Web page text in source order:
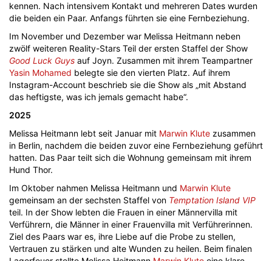
kennen. Nach intensivem Kontakt und mehreren Dates wurden
die beiden ein Paar. Anfangs führten sie eine Fernbeziehung.
Im November und Dezember war Melissa Heitmann neben
zwölf weiteren Reality-Stars Teil der ersten Staffel der Show
Good Luck Guys auf Joyn. Zusammen mit ihrem Teampartner
Yasin Mohamed belegte sie den vierten Platz. Auf ihrem
Instagram-Account beschrieb sie die Show als „mit Abstand
das heftigste, was ich jemals gemacht habe“.
2025
Melissa Heitmann lebt seit Januar mit Marwin Klute zusammen
in Berlin, nachdem die beiden zuvor eine Fernbeziehung geführt
hatten. Das Paar teilt sich die Wohnung gemeinsam mit ihrem
Hund Thor.
Im Oktober nahmen Melissa Heitmann und Marwin Klute
gemeinsam an der sechsten Staffel von Temptation Island VIP
teil. In der Show lebten die Frauen in einer Männervilla mit
Verführern, die Männer in einer Frauenvilla mit Verführerinnen.
Ziel des Paars war es, ihre Liebe auf die Probe zu stellen,
Vertrauen zu stärken und alte Wunden zu heilen. Beim finalen